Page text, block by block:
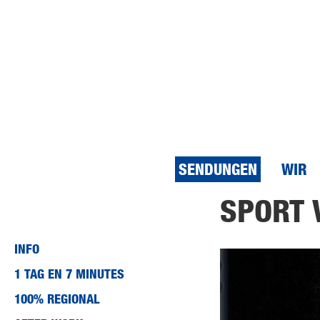
SENDUNGEN WIR
INFO
1 TAG EN 7 MINUTES
100% REGIONAL